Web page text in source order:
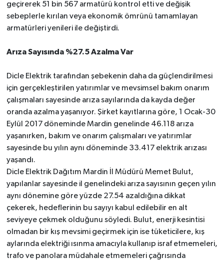
geçirerek 51 bin 567 armatürü kontrol etti ve değişik
sebeplerle kırılan veya ekonomik ömrünü tamamlayan
armatürleri yenileri ile değiştirdi.
Arıza Sayısında %27.5 Azalma Var
Dicle Elektrik tarafından şebekenin daha da güçlendirilmesi
için gerçekleştirilen yatırımlar ve mevsimsel bakım onarım
çalışmaları sayesinde arıza sayılarında da kayda değer
oranda azalma yaşanıyor. Şirket kayıtlarına göre, 1 Ocak-30
Eylül 2017 döneminde Mardin genelinde 46.118 arıza
yaşanırken, bakım ve onarım çalışmaları ve yatırımlar
sayesinde bu yılın aynı döneminde 33.417 elektrik arızası
yaşandı.
Dicle Elektrik Dağıtım Mardin İl Müdürü Memet Bulut,
yapılanlar sayesinde il genelindeki arıza sayısının geçen yılın
aynı dönemine göre yüzde 27.54 azaldığına dikkat
çekerek, hedeflerinin bu sayıyı kabul edilebilir en alt
seviyeye çekmek olduğunu söyledi. Bulut, enerji kesintisi
olmadan bir kış mevsimi geçirmek için ise tüketicilere, kış
aylarında elektriği ısınma amacıyla kullanıp israf etmemeleri,
trafo ve panolara müdahale etmemeleri çağrısında